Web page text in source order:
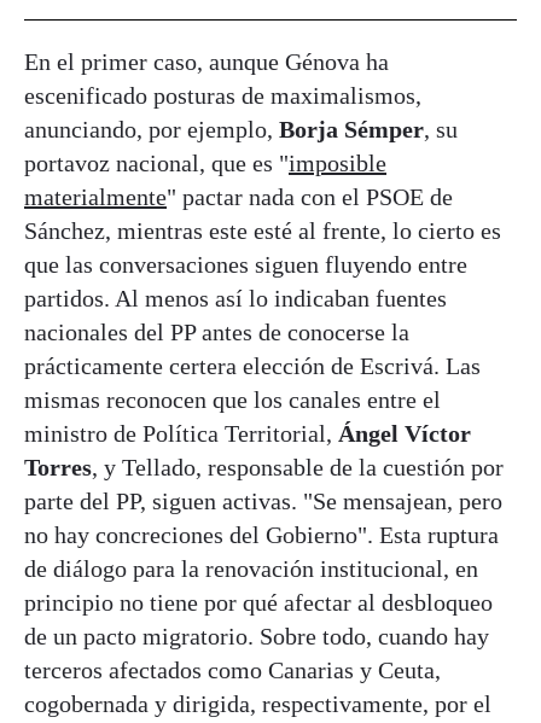
En el primer caso, aunque Génova ha
escenificado posturas de maximalismos,
anunciando, por ejemplo, Borja Sémper, su
portavoz nacional, que es "imposible
materialmente" pactar nada con el PSOE de
Sánchez, mientras este esté al frente, lo cierto es
que las conversaciones siguen fluyendo entre
partidos. Al menos así lo indicaban fuentes
nacionales del PP antes de conocerse la
prácticamente certera elección de Escrivá. Las
mismas reconocen que los canales entre el
ministro de Política Territorial, Ángel Víctor
Torres, y Tellado, responsable de la cuestión por
parte del PP, siguen activas. "Se mensajean, pero
no hay concreciones del Gobierno". Esta ruptura
de diálogo para la renovación institucional, en
principio no tiene por qué afectar al desbloqueo
de un pacto migratorio. Sobre todo, cuando hay
terceros afectados como Canarias y Ceuta,
cogobernada y dirigida, respectivamente, por el